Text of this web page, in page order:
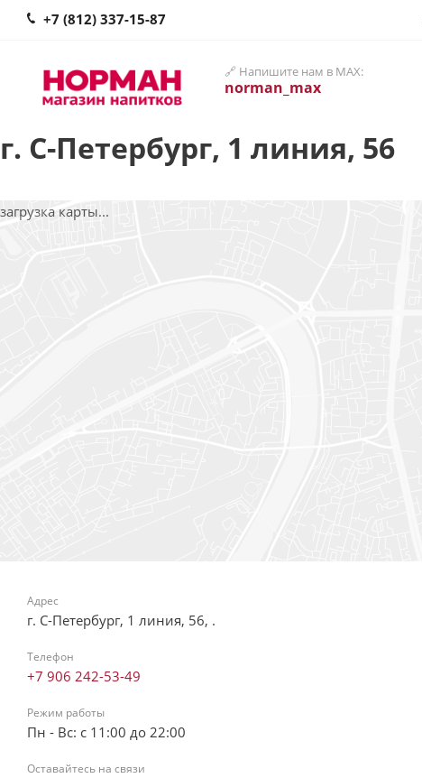
+7 (812) 337-15-87
🔗 Напишите нам в MAX:
norman_max
г. С-Петербург, 1 линия, 56
загрузка карты...
Адрес
г. С-Петербург, 1 линия, 56, .
Телефон
+7 906 242-53-49
Режим работы
Пн - Вс: с 11:00 до 22:00
Оставайтесь на связи